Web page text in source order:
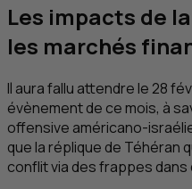
Les impacts de
les marchés
Il aura fallu attendre le 28
évènement de ce mois, à
offensive américano-
que la réplique de Téhéran
conflit via des frappes dans